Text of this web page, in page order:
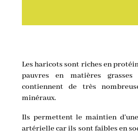
Les haricots sont riches en
pauvres en matières
contiennent de très
minéraux.
Ils permettent le maintien
artérielle car ils sont faibles en